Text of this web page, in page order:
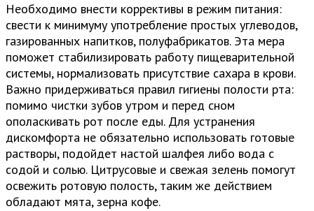
Необходимо внести коррективы в режим питания:
свести к минимуму употребление простых углеводов,
газированных напитков, полуфабрикатов. Эта мера
поможет стабилизировать работу пищеварительной
системы, нормализовать присутствие сахара в крови.
Важно придерживаться правил гигиены полости рта:
помимо чистки зубов утром и перед сном
ополаскивать рот после еды. Для устранения
дискомфорта не обязательно использовать готовые
растворы, подойдет настой шалфея либо вода с
содой и солью. Цитрусовые и свежая зелень помогут
освежить ротовую полость, таким же действием
обладают мята, зерна кофе.